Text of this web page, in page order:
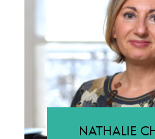
NATHALIE